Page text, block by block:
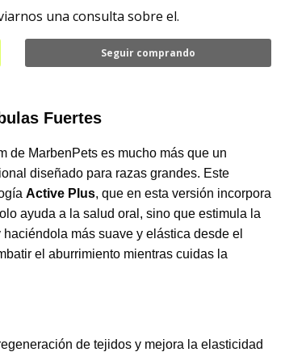
una consulta sobre el.
Seguir comprando
Fuertes
de MarbenPets es mucho más que un
diseñado para razas grandes. Este
Active Plus, que en esta versión incorpora
ayuda a la salud oral, sino que estimula la
más suave y elástica desde el
el aburrimiento mientras cuidas la
de tejidos y mejora la elasticidad